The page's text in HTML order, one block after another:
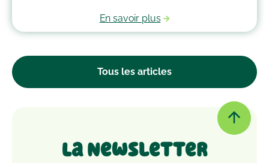
Tous les articles
essentielle dans son cœur. Alors après avoir
accumulé une quantité de poussière, d’acariens et
passer à la machine. Mais comment laver un
En savoir plus
La Newsletter